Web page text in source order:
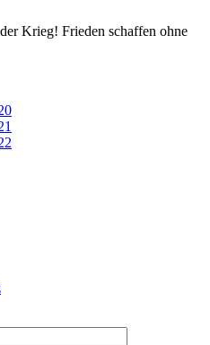
Krieg! Frieden schaffen ohne